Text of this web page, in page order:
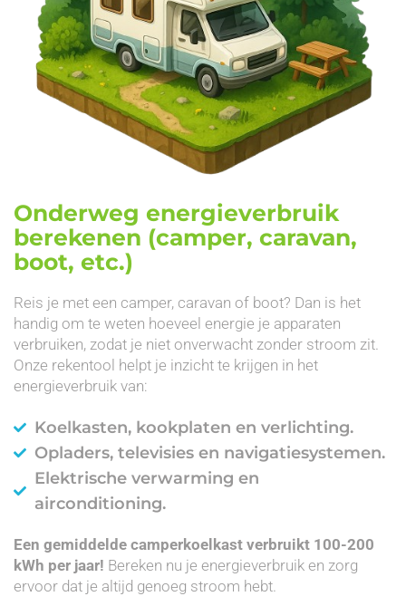
Onderweg energieverbruik
berekenen (camper, caravan,
boot, etc.)
Reis je met een camper, caravan of boot? Dan is het
handig om te weten hoeveel energie je apparaten
verbruiken, zodat je niet onverwacht zonder stroom zit.
Onze rekentool helpt je inzicht te krijgen in het
energieverbruik van:
Koelkasten, kookplaten en verlichting.
Opladers, televisies en navigatiesystemen.
Elektrische verwarming en
airconditioning.
Een gemiddelde camperkoelkast verbruikt 100-200
kWh per jaar! Bereken nu je energieverbruik en zorg
ervoor dat je altijd genoeg stroom hebt.